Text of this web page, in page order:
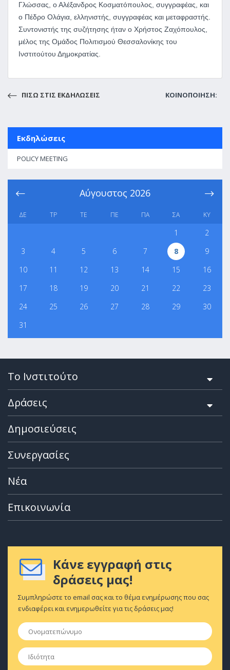
Γλώσσας, ο Αλέξανδρος Κοσματόπουλος, συγγραφέας, και
ο Πέδρο Ολάγια, ελληνιστής, συγγραφέας και μεταφραστής.
Συντονιστής της συζήτησης ήταν ο Χρήστος Ζαχόπουλος,
μέλος της Ομάδος Πολιτισμού Θεσσαλονίκης του
Ινστιτούτου Δημοκρατίας.
ΠΙΣΩ ΣΤΙΣ ΕΚΔΗΛΩΣΕΙΣ ΚΟΙΝΟΠΟΙΗΣΗ:
Εκδηλώσεις
POLICY MEETING
Αύγουστος 2026
ΔΕ ΤΡ ΤΕ ΠΕ ΠΑ ΣΑ ΚΥ
1
2
3
4 5 6 7 8
9
10
11 12 13 14 15
16
17
18 19 20 21 22
23
24
25 26 27 28 29
30
31
Το Ινστιτούτο
Δράσεις
Δημοσιεύσεις
Συνεργασίες
Νέα
Επικοινωνία
Κάνε εγγραφή στις
δράσεις μας!
Συμπληρώστε το email σας και το θέμα ενημέρωσης που σας
ενδιαφέρει και ενημερωθείτε για τις δράσεις μας!
Ονοματεπώνυμο
Ιδιότητα